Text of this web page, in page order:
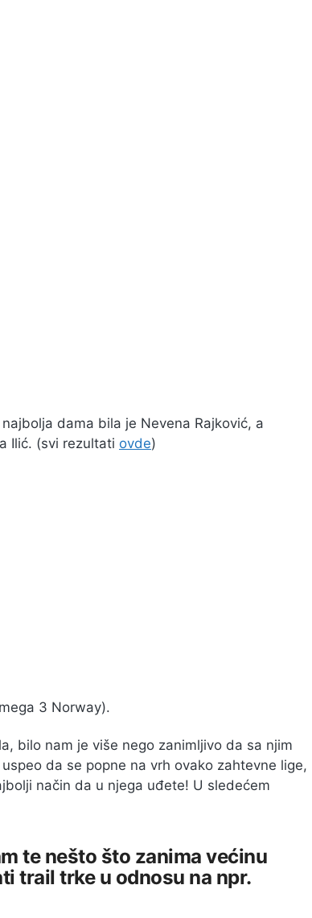
dama bila je Nevena Rajković, a
Ilić. (svi rezultati ovde)
3 Norway).
bilo nam je više nego zanimljivo da sa njim
da se popne na vrh ovako zahtevne lige,
način da u njega uđete! U sledećem
te nešto što zanima većinu
trail trke u odnosu na npr.